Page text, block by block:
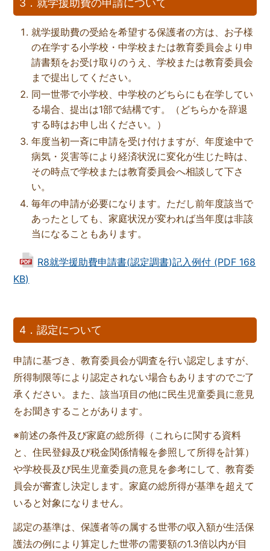
3．就学援助費の申請について
就学援助費の受給を希望する保護者の方は、お子様
の在学する小学校・中学校または教育委員会より申
請書類をお受け取りのうえ、学校または教育委員会
まで提出してください。
同一世帯で小学校、中学校のどちらにも在学してい
る場合、提出は1部で結構です。（どちらかを辞退
する時はお申し出ください。）
年度当初一斉に申請を受け付けますが、年度途中で
病気・災害等により経済状況に変化が生じた時は、
その時点で学校または教育委員会へ相談して下さ
い。
毎年の申請が必要になります。ただし前年度該当で
あったとしても、家庭状況が変われば当年度は非該
当になることもあります。
R8就学援助費申請書(認定調書)記入例付 (PDF 168
KB)
4．認定について
申請に基づき、教育委員会が調査を行い認定しますが、
所得制限等により認定されない場合もありますのでご了
承ください。また、該当項目の他に民生児童委員に意見
をお聞きすることがあります。
※前述の条件及び家庭の総所得（これらに関する資料
と、住民登録及び税金関係情報を参照して所得を計算）
や学校長及び民生児童委員の意見を参考にして、教育委
員会が審査し決定します。家庭の総所得が基準を超えて
いると対象になりません。
認定の基準は、保護者等の属する世帯の収入額が生活保
護法の例により算定した世帯の需要額の1.3倍以内が目